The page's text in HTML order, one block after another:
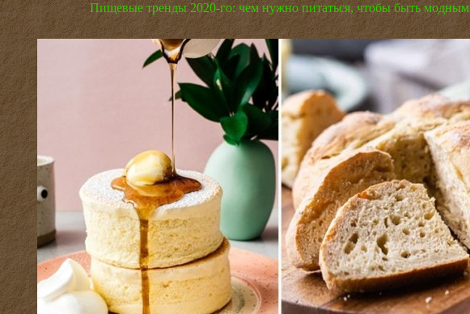
Пищевые тренды 2020-го: чем нужно питаться, чтобы быть модным